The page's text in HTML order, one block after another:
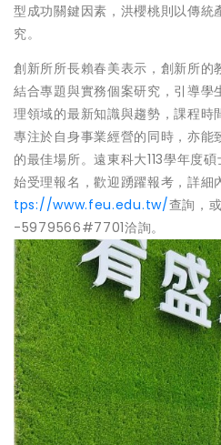
型成功關鍵因素，洪櫻桃則以傳統
究。
創新所所長賴春美表示，創新所的
結合專題與實務個案研究，引導學
理領域的最新知識與趨勢，課程時
專注於自身事業經營的同時，亦能
的最佳場所。遠東科大113學年度
始受理報名，歡迎踴躍報考，詳細
tps://www.feu.edu.tw/查詢，
-5979566#7701洽詢。